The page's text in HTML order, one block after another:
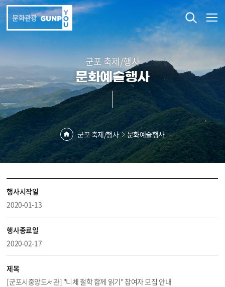
본문 바로가기
문화관광
군포 축제/행사
문화예술행사
군포 축제/행사 문화예술행사
행사시작일
2020-01-13
행사종료일
2020-02-17
제목
[군포시중앙도서관] "니체 철학 함께 읽기" 참여자 모집 안내